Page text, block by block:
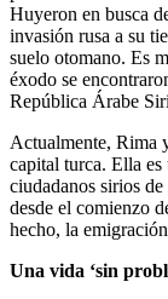
Huyeron en busca
invasión rusa a su
suelo otomano. Es
éxodo se
República Árabe
Actualmente, Rima
capital turca. Ella
ciudadanos sirios
desde el comienzo
hecho, la
Una vida ‘sin